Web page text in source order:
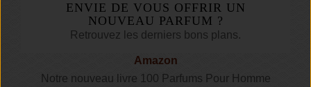
ENVIE DE VOUS OFFRIR UN
NOUVEAU PARFUM ?
Retrouvez les derniers bons plans.
Amazon
Notre nouveau livre 100 Parfums Pour Homme